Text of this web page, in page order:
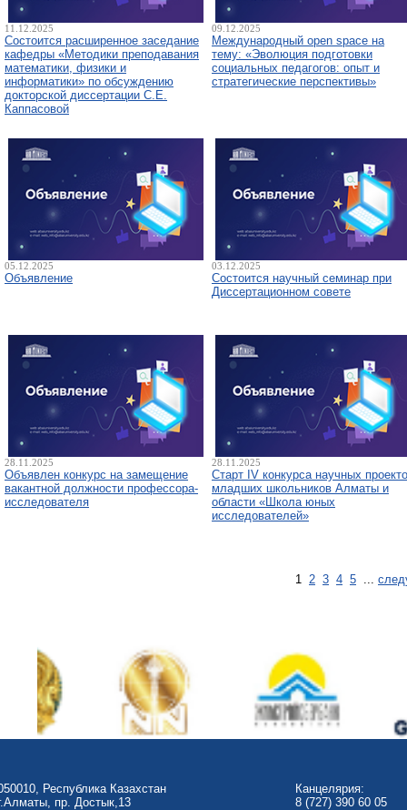
11.12.2025
Состоится расширенное заседание
кафедры «Методики преподавания
математики, физики и
информатики» по обсуждению
докторской диссертации С.Е.
Каппасовой
09.12.2025
Международный open space на
тему: «Эволюция подготовки
социальных педагогов: опыт и
стратегические перспективы»
05.12.2025
Объявление
03.12.2025
Состоится научный семинар при
Диссертационном совете
28.11.2025
Объявлен конкурс на замещение
вакантной должности профессора-
исследователя
28.11.2025
Старт IV конкурса научных
младших школьников Алматы и
области «Школа юных
исследователей»
1 2 3 4 5 ...
Республика Казахстан
пр. Достык,13
Канцелярия:
8 (727) 390 60 05